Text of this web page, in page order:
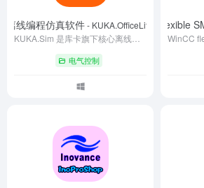
离线编程仿真软件- KUKA.OfficeLite KSS
电气控制
西门子WinCC flexible